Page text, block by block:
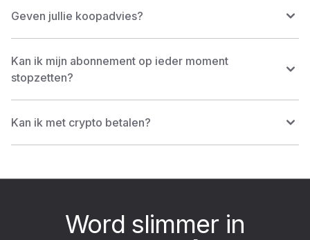
Geven jullie koopadvies?
Kan ik mijn abonnement op ieder moment
stopzetten?
Kan ik met crypto betalen?
Word slimmer in